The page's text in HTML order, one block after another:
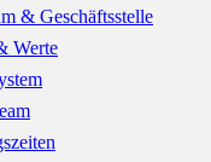
& Geschäftsstelle
Werte